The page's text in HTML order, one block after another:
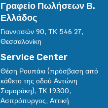
Γραφείο Πωλήσεων Β.
Ελλάδος
Γιαννιτσών 90, ΤΚ 546 27,
Θεσσαλονίκη
Service Center
Θέση Ρουπάκι (πρόσβαση από
κάθετο της οδού Αντώνη
Σαμαράκη), TK 19300,
Aσπρόπυργος, Αττική